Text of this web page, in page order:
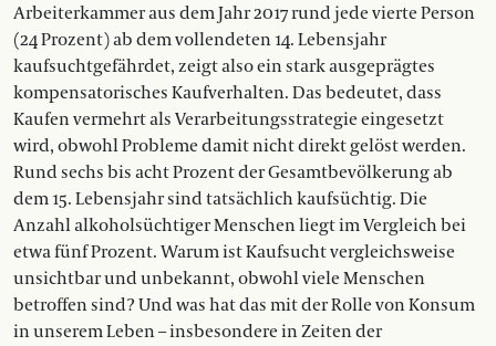
Arbeiterkammer aus dem Jahr 2017 rund jede vierte Person
(24 Prozent) ab dem vollendeten 14. Lebensjahr
kaufsuchtgefährdet, zeigt also ein stark ausgeprägtes
kompensatorisches Kaufverhalten. Das be­­deutet, dass
Kaufen vermehrt als Verar­­bei­tungsstrategie eingesetzt
wird, obwohl Probleme damit nicht direkt gelöst werden.
Rund sechs bis acht Prozent der Ge­­samtbevölkerung ab
dem 15. Lebensjahr sind tatsächlich kaufsüchtig. Die
Anzahl alkoholsüchtiger Menschen liegt im Vergleich bei
etwa fünf Prozent. Wa­­rum ist Kaufsucht vergleichsweise
unsichtbar und unbekannt, obwohl viele Menschen
betroffen sind? Und was hat das mit der Rolle von Konsum
in unserem Leben – insbesondere in Zeiten der